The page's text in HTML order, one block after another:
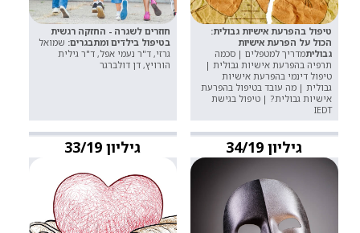
טיפול בהפרעת אישיות גבולית:
הכול על הפרעת אישיות
גבוליתמדריך למטפלים | סכמה
תרפיה בהפרעת אישיות גבולית |
טיפול דינמי בהפרעת אישיות
גבולית | מה עובד בטיפול בהפרעת
אישיות גבולית? | טיפול בגישת
IEDT
חוזרים לשגרה - החזקה רגשית
בטיפול בילדים ומתבגרים: שמואל
גרזי, ד"ר נעמי אפל, ד"ר גילית
הורויץ, דן דולברגר
גיליון 34/19 גיליון 33/19